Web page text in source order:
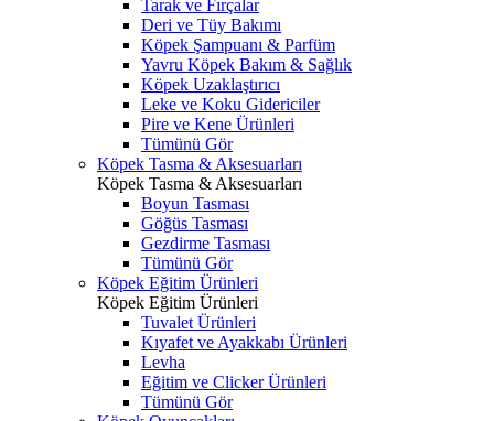
Tarak ve Fırçalar
Deri ve Tüy Bakımı
Köpek Şampuanı & Parfüm
Yavru Köpek Bakım & Sağlık
Köpek Uzaklaştırıcı
Leke ve Koku Gidericiler
Pire ve Kene Ürünleri
Tümünü Gör
Köpek Tasma & Aksesuarları
Köpek Tasma & Aksesuarları
Boyun Tasması
Göğüs Tasması
Gezdirme Tasması
Tümünü Gör
Köpek Eğitim Ürünleri
Köpek Eğitim Ürünleri
Tuvalet Ürünleri
Kıyafet ve Ayakkabı Ürünleri
Levha
Eğitim ve Clicker Ürünleri
Tümünü Gör